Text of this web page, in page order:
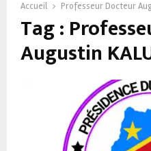
Accueil Professeur Docteur
Tag :
Augustin